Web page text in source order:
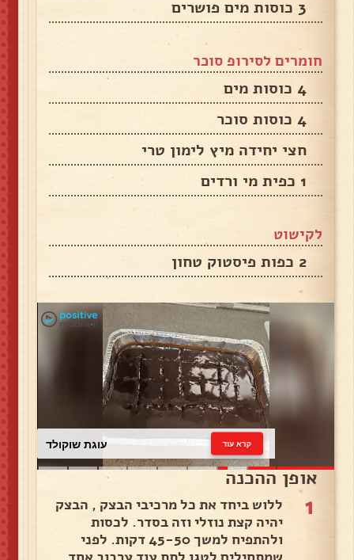
3 כוסות מים פושרים
חומרים לסירופ סוכר
4 כוסות מים
4 כוסות סוכר
חצי יחידה מיץ לימון טרי
1 כפית מי ורדים
לקישוט
2 כפות פיסטוק טחון
עוגת שוקולד קרא עוד
אופן ההכנה
1
ללוש ביחד את כל מרכיבי הבצק , הבצק
יהיה קצת נוזלי וזה בסדר. לכסות
ולהתפיח למשך 45-50 דקות. לפני